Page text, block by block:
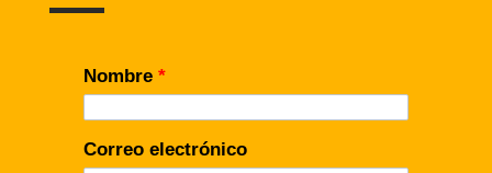
Nombre *
Correo electrónico